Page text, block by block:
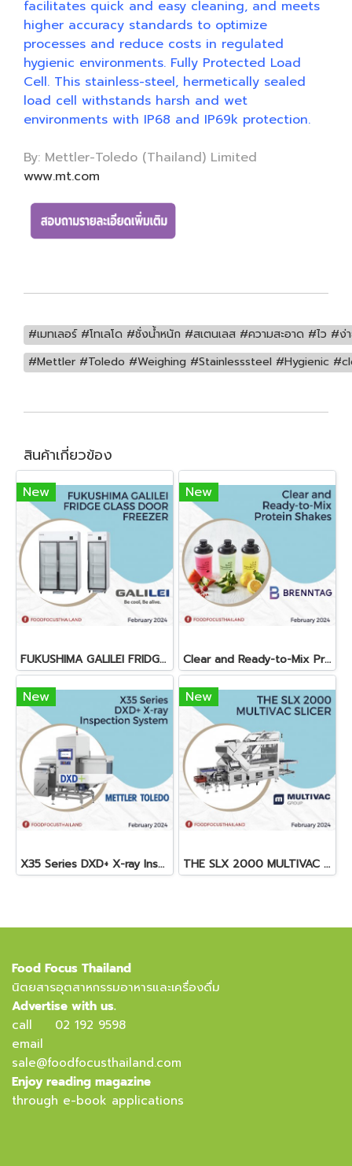
facilitates quick and easy cleaning, and meets
higher accuracy standards to optimize
processes and reduce costs in regulated
hygienic environments. Fully Protected Load
Cell. This stainless-steel, hermetically sealed
load cell withstands harsh and wet
environments with IP68 and IP69k protection.
By: Mettler-Toledo (Thailand) Limited
www.mt.com
#เมทเลอร์ #โทเลโด #ชั่งน้ำหนัก #สเตนเลส #ความสะอาด #ไว #
#Mettler #Toledo #Weighing #Stainlesssteel #Hygienic
สินค้าเกี่ยวข้อง
New
FUKUSHIMA GALILEI FRIDGE GLASS DOOR FREEZER
New
Clear and Ready-to-Mix Protein Shakes
New
X35 Series DXD+ X-ray Inspection System
New
THE SLX 2000 MULTIVAC SLICER
Food Focus Thailand
นิตยสารอุตสาหกรรมอาหารและเครื่องดื่ม
Advertise with us.
call
02 192 9598
email
sale@foodfocusthailand.com
Enjoy reading magazine
through e-book applications